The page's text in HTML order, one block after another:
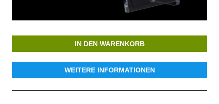
IN DEN WARENKORB
WEITERE INFORMATIONEN